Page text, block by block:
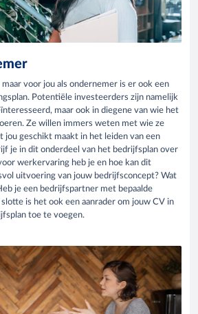
voor jou als ondernemer is er ook een
Potentiële investeerders zijn namelijk
maar ook in diegene van wie het
Ze willen immers weten met wie ze
jou geschikt maakt in het leiden van een
je in dit onderdeel van het bedrijfsplan over
werkervaring heb je en hoe kan dit
uitvoering van jouw bedrijfsconcept? Wat
je een bedrijfspartner met bepaalde
is het ook een aanrader om jouw CV in
toe te voegen.